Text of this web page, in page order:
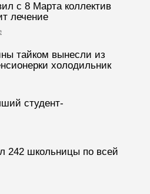
с 8 Марта коллектив
лечение
тайком вынесли из
холодильник
студент-
242 школьницы по всей